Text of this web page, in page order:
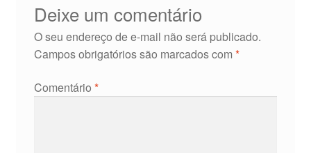
Deixe um comentário
O seu endereço de e-mail não será publicado.
Campos obrigatórios são marcados com *
Comentário *